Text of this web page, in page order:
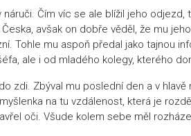
náruči. Čím víc se ale blížil jeho
avšak on dobře věděl, že mu
Tohle mu aspoň předal jako tajnou
ale i od mladého kolegy, kterého
zdi. Zbýval mu poslední den a v
na tu vzdálenost, která je
oči. Všude kolem sebe měl